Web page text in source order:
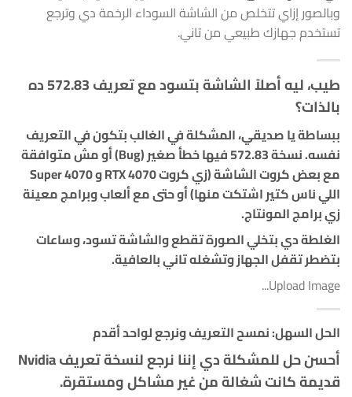
وبالصور إزاي تتخلص من الشاشة السوداء الرخمة دي وترجع
تستخدم جهازك طبيعي من تاني.
طيب، ليه أصلاً الشاشة بتسود مع تعريف 572.83 ده
بالذات؟
ببساطة يا صديقي، المشكلة في الغالب بتكون في التعريف
نفسه. نسخة 572.83 فيها خطأ صغير (Bug) أو مش متوافقة
مع بعض كروت الشاشة (زي كروت RTX 4070 و 4070 Super
اللي ناس كتير اشتكت منها) أو حتى مع ألعاب وبرامج معينة
زي برامج المونتاج.
الغلطة دي بتخلي الصورة تقطع والشاشة تسود، وساعات
بتضطر تقفل الجهاز وتشغله تاني بالعافية.
Upload Image...
الحل السهل: نمسح التعريف ونرجع لواحد أقدم
أحسن حل للمشكلة دي إننا نرجع لنسخة تعريف Nvidia
قديمة كانت شغالة من غير مشاكل ومستقرة.